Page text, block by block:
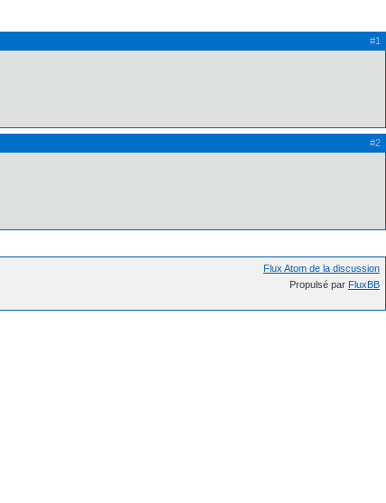
#1
#2
Flux Atom de la discussion
Propulsé par FluxBB